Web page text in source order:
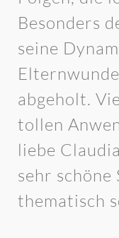
Besonders
seine
abgeholt.
tollen
liebe
sehr schöne
thematisch